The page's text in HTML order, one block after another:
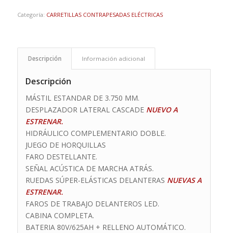
Categoría: CARRETILLAS CONTRAPESADAS ELÉCTRICAS
Descripción Información adicional
Descripción
MÁSTIL ESTANDAR DE 3.750 MM.
DESPLAZADOR LATERAL CASCADE NUEVO A
ESTRENAR.
HIDRÁULICO COMPLEMENTARIO DOBLE.
JUEGO DE HORQUILLAS
FARO DESTELLANTE.
SEÑAL ACÚSTICA DE MARCHA ATRÁS.
RUEDAS SÚPER-ELÁSTICAS DELANTERAS NUEVAS A
ESTRENAR.
FAROS DE TRABAJO DELANTEROS LED.
CABINA COMPLETA.
BATERIA 80V/625AH + RELLENO AUTOMÁTICO.